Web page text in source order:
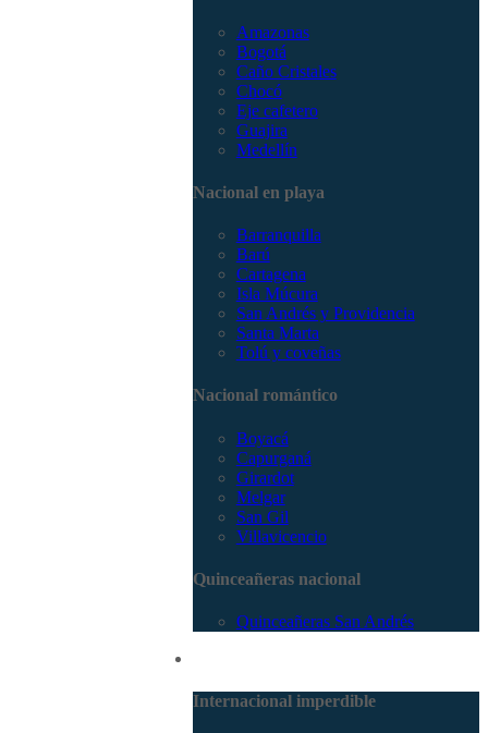
Amazonas
Bogotá
Caño Cristales
Chocó
Eje cafetero
Guajira
Medellín
Nacional en playa
Barranquilla
Barú
Cartagena
Isla Múcura
San Andrés y Providencia
Santa Marta
Tolú y coveñas
Nacional romántico
Boyacá
Capurganá
Girardot
Melgar
San Gil
Villavicencio
Quinceañeras nacional
Quinceañeras San Andrés
Internacional imperdible